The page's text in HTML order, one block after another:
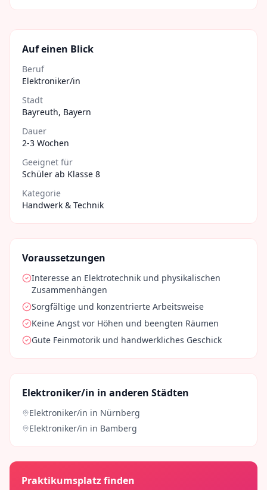
Auf einen Blick
Beruf
Elektroniker/in
Stadt
Bayreuth, Bayern
Dauer
2-3 Wochen
Geeignet für
Schüler ab Klasse 8
Kategorie
Handwerk & Technik
Voraussetzungen
Interesse an Elektrotechnik und physikalischen
Zusammenhängen
Sorgfältige und konzentrierte Arbeitsweise
Keine Angst vor Höhen und beengten Räumen
Gute Feinmotorik und handwerkliches Geschick
Elektroniker/in in anderen Städten
Elektroniker/in in Nürnberg
Elektroniker/in in Bamberg
Praktikumsplatz finden